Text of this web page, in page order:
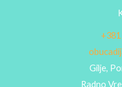
Gilje,
Radno